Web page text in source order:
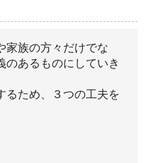
家族の方々だけでな
のあるものにしていき
るため、３つの工夫を